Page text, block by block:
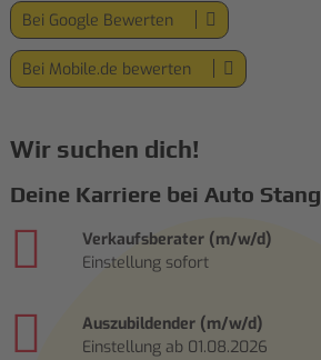
Bei Google Bewerten
Bei Mobile.de bewerten
Wir suchen dich!
Deine Karriere bei Auto Stang
Verkaufsberater (m/w/d)
Einstellung sofort
Auszubildender (m/w/d)
Einstellung ab 01.08.2026